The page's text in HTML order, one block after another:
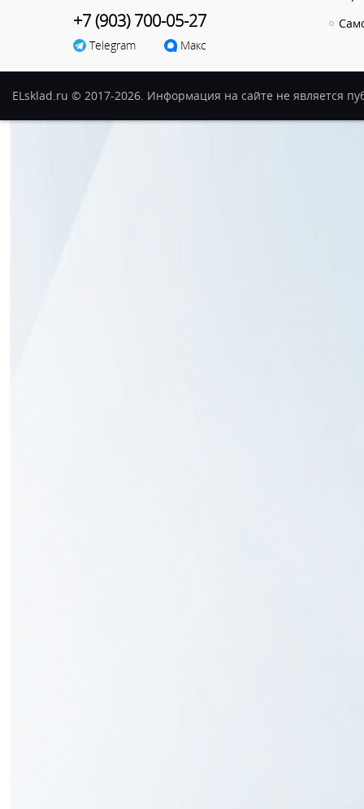
+7 (903) 700-05-27
Telegram Макс
ELsklad.ru © 2017-2026. Информация на сайте не является